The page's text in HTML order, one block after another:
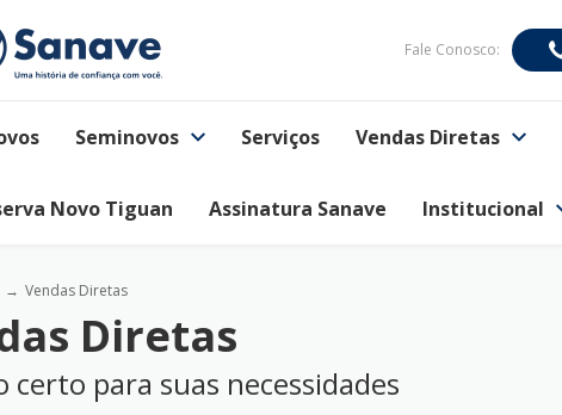
Fale Conosco:
Seminovos Serviços Vendas Diretas
Novo Tiguan Assinatura Sanave Institucional
Vendas Diretas
Diretas
certo para suas necessidades